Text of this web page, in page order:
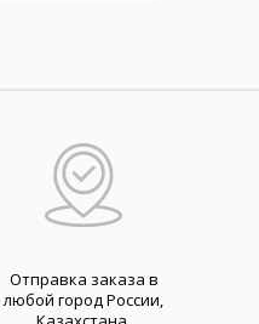
Отправка заказа в
любой город России,